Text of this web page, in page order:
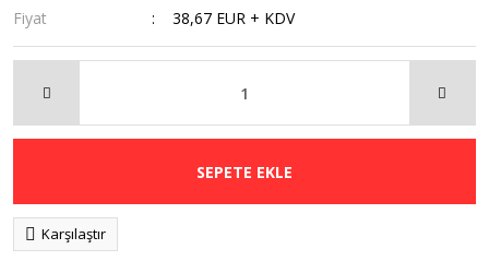
Fiyat
38,67 EUR + KDV
SEPETE EKLE
Karşılaştır